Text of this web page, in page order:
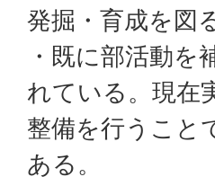
発掘・育成を図
・既に部活動を
れている。現在
整備を行うこと
ある。